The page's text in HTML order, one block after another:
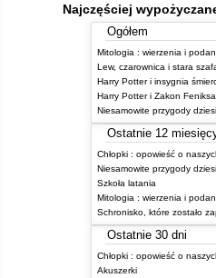
Najczęściej
Ogółem
Lew, czarownica i stara
Harry Potter i insygnia
Harry Potter i Zakon Feniksa
Ostatnie 12
Chłopki : opowieść o
Szkoła latania
Schronisko, które zostało
Ostatnie 30 dni
Chłopki : opowieść o
Akuszerki